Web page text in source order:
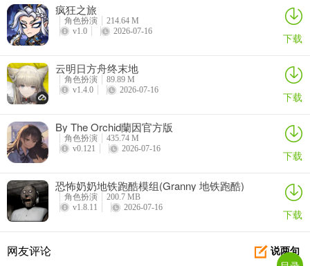
3、替换装备无损继承强化等级与属性。
疯狂之旅
角色扮演
214.64 M
v1.0
2026-07-16 下载
云明日方舟终末地
角色扮演
89.89 M
v1.4.0
2026-07-16 下载
By The Orchid蘭因官方版
角色扮演
435.74 M
v0.121
2026-07-16 下载
恐怖奶奶地铁跑酷模组(Granny 地铁跑酷)
角色扮演
200.7 MB
v1.8.11
2026-07-16 下载
说两句
网友评论